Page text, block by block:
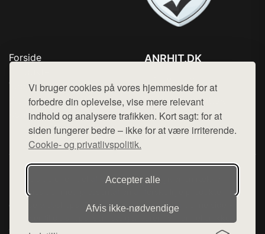
Vi bruger cookies på vores hjemmeside for at
forbedre din oplevelse, vise mere relevant
indhold og analysere trafikken. Kort sagt: for at
siden fungerer bedre – ikke for at være irriterende.
Cookie- og privatlivspolitik.
Accepter alle
Afvis ikke‑nødvendige
Forside
Top Rabatter
Blog
Kontakt
ANRHIT.DK
Mail: hej@want.dk
Cookie- og privatlivspolitik
Denne side er en del af want.dk, der udgiver en række
hjemmesider med præsentation af forskellige produkter fra
diverse webshops. Der sælges ikke varer fra denne side - vi
henviser til de shops, som sælger varen. Vi har heller ikke
varerne på lager.